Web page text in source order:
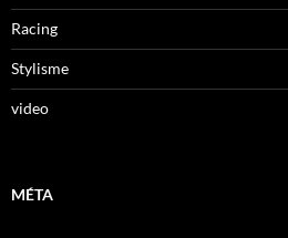
Racing
Stylisme
video
MÉTA